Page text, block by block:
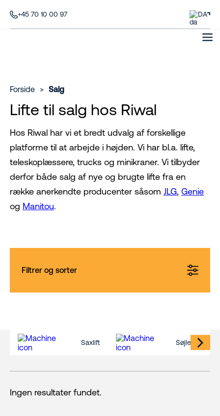
+45 70 10 00 97 DA
Forside > Salg
Lifte til salg hos Riwal
Hos Riwal har vi et bredt udvalg af forskellige
platforme til at arbejde i højden. Vi har bl.a. lifte,
teleskoplæssere, trucks og minikraner. Vi tilbyder
derfor både salg af nye og brugte lifte fra en
række anerkendte producenter såsom JLG, Genie
og Manitou.
Filtrer og sorter
Saxlift Søjlelift
Ingen resultater fundet.